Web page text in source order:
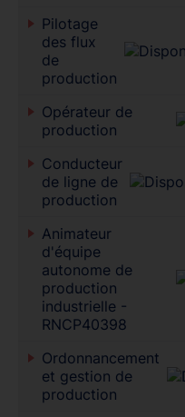
Pilotage
des flux
de
production
Opérateur de
production
Conducteur
de ligne de
production
Animateur
d'équipe
autonome de
production
industrielle -
RNCP40398
Ordonnancement
et gestion de
production